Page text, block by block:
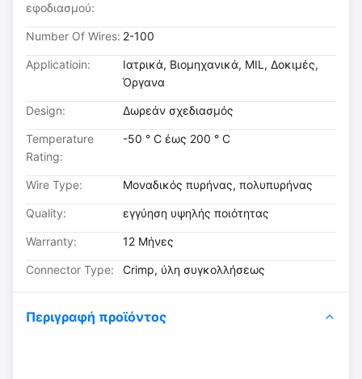
εφοδιασμού:
Number Of Wires: 2-100
Applicatioin:
Ιατρικά, Βιομηχανικά, MIL, Δοκιμές,
Όργανα
Design: Δωρεάν σχεδιασμός
Temperature
Rating:
-50 ° C έως 200 ° C
Wire Type: Μοναδικός πυρήνας, πολυπυρήνας
Quality: εγγύηση υψηλής ποιότητας
Warranty: 12 Μήνες
Connector Type: Crimp, ύλη συγκολλήσεως
Περιγραφή προϊόντος